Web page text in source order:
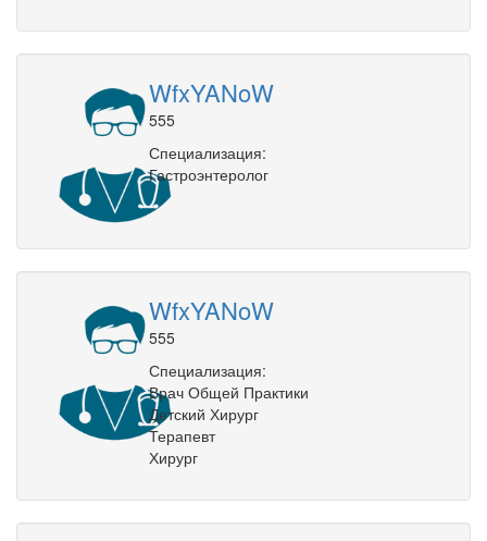
WfxYANoW
555
Специализация:
Гастроэнтеролог
WfxYANoW
555
Специализация:
Врач Общей Практики
Детский Хирург
Терапевт
Хирург